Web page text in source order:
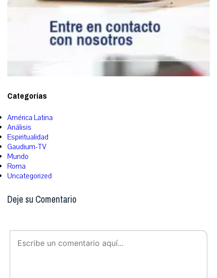
Categorías
América Latina
Análisis
Espiritualidad
Gaudium-TV
Mundo
Roma
Uncategorized
Deje su Comentario